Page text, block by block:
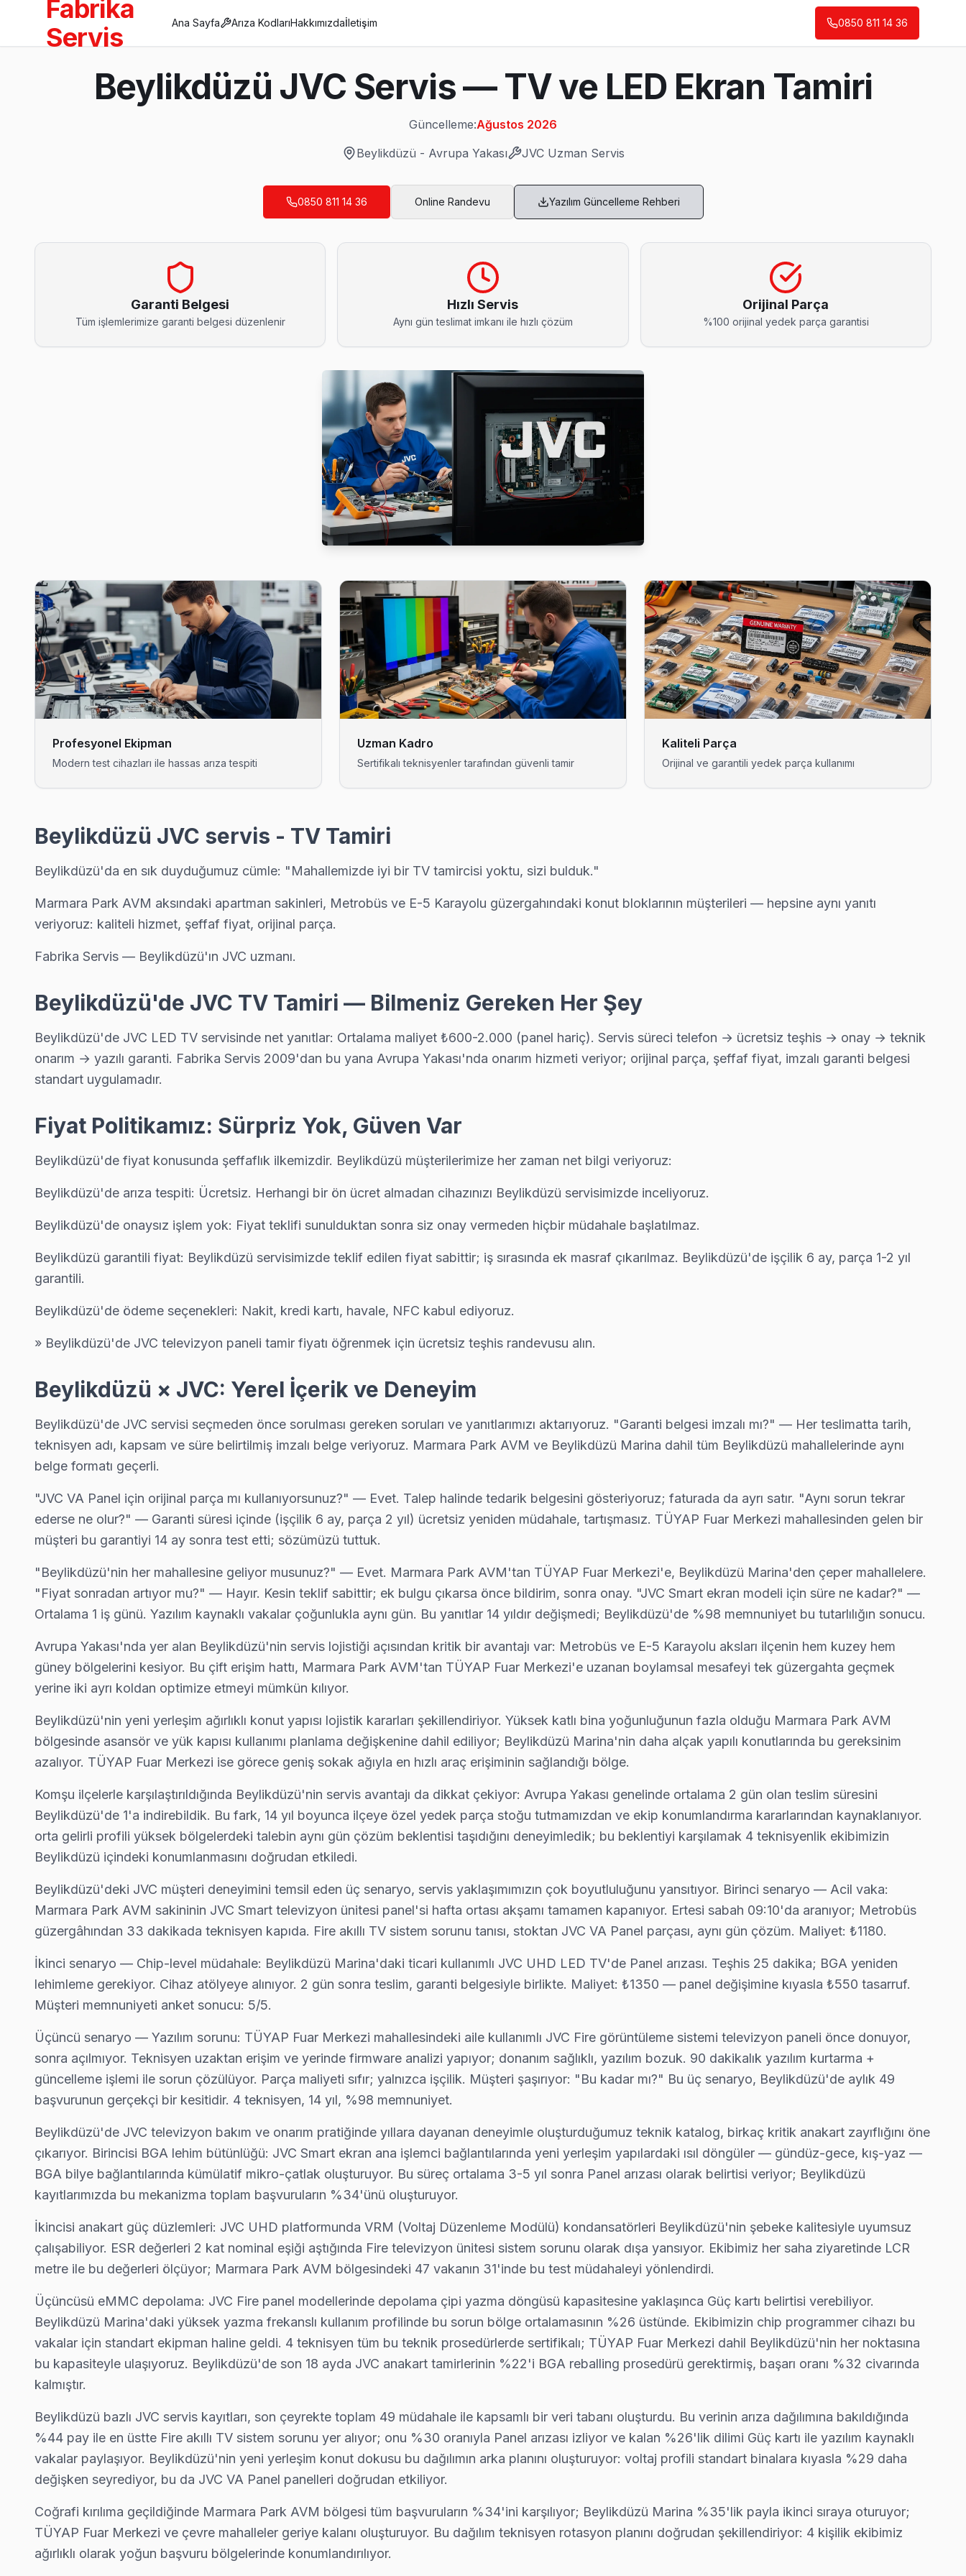
Beylikdüzü'da Mahalle Mahalle JVC TV Servis
JVC TV'de T-Con kart arızası Adnan Kahveci mahallesinde sık karşılaştığımız bir sorun. Orijinal T-Con ile değişim yapıyoruz, renk bozukluğu ve ekran titremesi geçiyor.
Barış JVC Servis
Barış'den gelen JVC TV arızaları arasında en sık güç kartı ve anakart sorunları görülüyor. Beylikdüzü servisimizde bu arızaları genellikle aynı gün tamamlıyoruz.
Büyükşehir'den gelen JVC TV arızaları arasında en sık güç kartı ve anakart sorunları görülüyor. Beylikdüzü servisimizde bu arızaları genellikle aynı gün tamamlıyoruz.
Cumhuriyet mahallesinde JVC TV arızaları için aynı gün randevu. Beylikdüzü'nın bu bölgesine teknik ekibimiz 1-2 saat içinde ulaşıyor, arıza tespiti ücretsiz.
Beylikdüzü JVC Servis →
Gürpınar JVC Servis
Gürpınar'deki JVC TV kullanıcılarına ikinci el cihaz alırken de yardımcı oluyoruz: satın alma öncesi gizli arıza denetimi ücretsiz.
JVC Servis Merkezi →
Kavaklı JVC Servis
Kavaklı mahallesi JVC TV servisinde şeffaf çalışıyoruz: hangi parçanın değiştiğini, maliyet dağılımını ve garanti kapsamını müşteri önünde anlatıyoruz. Beylikdüzü standartlarımız bu.
Kavaklı JVC Anakart Tamiri →
Sahil JVC Servis
Beylikdüzü'da Sahil bölgesi dahil tüm hizmet alanımızda JVC TV tamir sonrası kalite kontrolü yapıyoruz: 48 saatlik izleme, sorun çıkarsa ücretsiz ikinci ziyaret.
Türkoba JVC Servis
Yakuplu JVC Servis
Yakuplu JVC Açılmıyor Arıza →
Beylikdüzü bölgesine kapıya gelen JVC TV tamir servisi hizmetimizin kapsama alanını haritada görebilirsiniz.
JVC Uzman Teknisyen Ekibi — Beylikdüzü
13 yıllık JVC TV tamir deneyimi. Beylikdüzü ve çevre ilçelere yerinde servis sunulmaktadır.
· JVC fabrika servis sertifikası
· Orijinal ve OEM yedek parça tedarikçisi
· Beylikdüzü'de510+JVC TV tamiri
· Müşteri memnuniyeti%97
· Ortalama tamir süresi: 1–2 iş günü
Bu sayfayla ilgili hizmet sayfaları:
↑ Beylikdüzü TV Servis Merkezi
Beylikdüzü Yakın İlçelerde JVC Servisi
· Bakırköy JVC
· Başakşehir JVC
· Bayrampaşa JVC
· Beşiktaş JVC
Beylikdüzü Diğer Marka Servisleri
· Beylikdüzü Sony
· Beylikdüzü Philips
· Beylikdüzü Hi-Level
· Beylikdüzü iFFALCON
· Beylikdüzü Samsung
· Beylikdüzü LG
· Beylikdüzü Panasonic
· Beylikdüzü Toshiba
Beylikdüzü'de JVC TV Tamiri — Bilmeniz Gereken Her Şey
Beylikdüzü'de JVC LED TV servisinde net yanıtlar: Ortalama maliyet ₺600-2.000 (panel hariç). Servis süreci telefon → ücretsiz teşhis → onay → teknik onarım → yazılı
JVC Televizyon Servis Rehberi
✓ 15+ Yıl Deneyim
✓ Yazılı Garanti Belgesi
✓ Orijinal Yedek Parça
✓ Ücretsiz Arıza Tespiti
Beylikdüzü'de JVC Servis Seçerken Dikkat
Bir JVC TV arızası ile karşılaştığınızda, ne yapmanız gerektiği önemli bir sorudur. İlk olarak, televizyonunuzu kontrol edin ve sorun hakkında bilgi toplayın. Bu
Beylikdüzü, İstanbul’un Avrupa Yakası’nda yer alan bir ilçedir. Ulaşım açısından oldukça elverişli bir konumda bulunmaktadır. Metro ve otobüs hatları sayesinde,
JVC televizyonlarının Beylikdüzü’ndeki dağılımı genellikle 32 ila 55 inç aralığındaki cihazlardan oluşmaktadır. Özellikle JVC’nin LT-32F128, LT-40F128 ve LT-50F128 gibi
Daha önce belirtilen modellerde sıkça karşılaşılan arızalar arasında ekran kararması, ses gelmemesi ve uzaktan kumanda işlevselliğiyle ilgili sorunlar yer almaktadır.
JVC TV Arızasında Atılacak İlk Adımlar
Beylikdüzü bölgesinde JVC televizyon kullanıcılarının karşılaştığı en yaygın teknik sorunları inceleyelim. Bu sorunlar arasında, ekran kararması, ses problemi, görüntü
Ekran Kararması
Teknik adı: Panel arızası
Fiziksel belirtisi: Ekranın tamamen siyah olması veya hafif bir gölgelenme
Neden: Bu sorun, özellikle LT-40F128 serisinde sık görülmektedir. Panelin arka aydınlatması ile ilgili bir sorun olabilir.
2025 Türkiye fiyat aralığı: ₺1,200 - ₺2,000
Fabrika
Servis
Ana Sayfa Arıza KodlarıHakkımızdaİletişim 0850 811 14 36
Beylikdüzü JVC Servis — TV ve LED Ekran Tamiri
Güncelleme:Ağustos 2026
Beylikdüzü - Avrupa Yakası JVCUzman Servis
0850 811 14 36 Online Randevu Yazılım Güncelleme Rehberi
Garanti Belgesi
Tüm işlemlerimize garanti belgesi düzenlenir
Hızlı Servis
Aynı gün teslimat imkanı ile hızlı çözüm
Orijinal Parça
%100 orijinal yedek parça garantisi
Profesyonel Ekipman
Modern test cihazları ile hassas arıza tespiti
Uzman Kadro
Sertifikalı teknisyenler tarafından güvenli tamir
Kaliteli Parça
Orijinal ve garantili yedek parça kullanımı
Beylikdüzü JVC servis - TV Tamiri
Beylikdüzü'da en sık duyduğumuz cümle: "Mahallemizde iyi bir TV tamircisi yoktu, sizi bulduk."
Marmara Park AVM aksındaki apartman sakinleri, Metrobüs ve E-5 Karayolu güzergahındaki konut bloklarının müşterileri — hepsine aynı yanıtı
veriyoruz: kaliteli hizmet, şeffaf fiyat, orijinal parça.
Fabrika Servis — Beylikdüzü'ın JVC uzmanı.
Beylikdüzü'de JVC TV Tamiri — Bilmeniz Gereken Her Şey
Beylikdüzü'de JVC LED TV servisinde net yanıtlar: Ortalama maliyet ₺600-2.000 (panel hariç). Servis süreci telefon → ücretsiz teşhis → onay → teknik
onarım → yazılı garanti. Fabrika Servis 2009'dan bu yana Avrupa Yakası'nda onarım hizmeti veriyor; orijinal parça, şeffaf fiyat, imzalı garanti belgesi
standart uygulamadır.
Fiyat Politikamız: Sürpriz Yok, Güven Var
Beylikdüzü'de fiyat konusunda şeffaflık ilkemizdir. Beylikdüzü müşterilerimize her zaman net bilgi veriyoruz:
Beylikdüzü'de arıza tespiti: Ücretsiz. Herhangi bir ön ücret almadan cihazınızı Beylikdüzü servisimizde inceliyoruz.
Beylikdüzü'de onaysız işlem yok: Fiyat teklifi sunulduktan sonra siz onay vermeden hiçbir müdahale başlatılmaz.
Beylikdüzü garantili fiyat: Beylikdüzü servisimizde teklif edilen fiyat sabittir; iş sırasında ek masraf çıkarılmaz. Beylikdüzü'de işçilik 6 ay, parça 1-2 yıl
garantili.
Beylikdüzü'de ödeme seçenekleri: Nakit, kredi kartı, havale, NFC kabul ediyoruz.
» Beylikdüzü'de JVC televizyon paneli tamir fiyatı öğrenmek için ücretsiz teşhis randevusu alın.
Beylikdüzü × JVC: Yerel İçerik ve Deneyim
Beylikdüzü'de JVC servisi seçmeden önce sorulması gereken soruları ve yanıtlarımızı aktarıyoruz. "Garanti belgesi imzalı mı?" — Her teslimatta tarih,
teknisyen adı, kapsam ve süre belirtilmiş imzalı belge veriyoruz. Marmara Park AVM ve Beylikdüzü Marina dahil tüm Beylikdüzü mahallelerinde aynı
belge formatı geçerli.
"JVC VA Panel için orijinal parça mı kullanıyorsunuz?" — Evet. Talep halinde tedarik belgesini gösteriyoruz; faturada da ayrı satır. "Aynı sorun tekrar
ederse ne olur?" — Garanti süresi içinde (işçilik 6 ay, parça 2 yıl) ücretsiz yeniden müdahale, tartışmasız. TÜYAP Fuar Merkezi mahallesinden gelen bir
müşteri bu garantiyi 14 ay sonra test etti; sözümüzü tuttuk.
"Beylikdüzü'nin her mahallesine geliyor musunuz?" — Evet. Marmara Park AVM'tan TÜYAP Fuar Merkezi'e, Beylikdüzü Marina'den çeper mahallelere.
"Fiyat sonradan artıyor mu?" — Hayır. Kesin teklif sabittir; ek bulgu çıkarsa önce bildirim, sonra onay. "JVC Smart ekran modeli için süre ne kadar?" —
Ortalama 1 iş günü. Yazılım kaynaklı vakalar çoğunlukla aynı gün. Bu yanıtlar 14 yıldır değişmedi; Beylikdüzü'de %98 memnuniyet bu tutarlılığın sonucu.
Avrupa Yakası'nda yer alan Beylikdüzü'nin servis lojistiği açısından kritik bir avantajı var: Metrobüs ve E-5 Karayolu aksları ilçenin hem kuzey hem
güney bölgelerini kesiyor. Bu çift erişim hattı, Marmara Park AVM'tan TÜYAP Fuar Merkezi'e uzanan boylamsal mesafeyi tek güzergahta geçmek
yerine iki ayrı koldan optimize etmeyi mümkün kılıyor.
Beylikdüzü'nin yeni yerleşim ağırlıklı konut yapısı lojistik kararları şekillendiriyor. Yüksek katlı bina yoğunluğunun fazla olduğu Marmara Park AVM
bölgesinde asansör ve yük kapısı kullanımı planlama değişkenine dahil ediliyor; Beylikdüzü Marina'nin daha alçak yapılı konutlarında bu gereksinim
azalıyor. TÜYAP Fuar Merkezi ise görece geniş sokak ağıyla en hızlı araç erişiminin sağlandığı bölge.
Komşu ilçelerle karşılaştırıldığında Beylikdüzü'nin servis avantajı da dikkat çekiyor: Avrupa Yakası genelinde ortalama 2 gün olan teslim süresini
Beylikdüzü'de 1'a indirebildik. Bu fark, 14 yıl boyunca ilçeye özel yedek parça stoğu tutmamızdan ve ekip konumlandırma kararlarından kaynaklanıyor.
orta gelirli profili yüksek bölgelerdeki talebin aynı gün çözüm beklentisi taşıdığını deneyimledik; bu beklentiyi karşılamak 4 teknisyenlik ekibimizin
Beylikdüzü içindeki konumlanmasını doğrudan etkiledi.
Beylikdüzü'deki JVC müşteri deneyimini temsil eden üç senaryo, servis yaklaşımımızın çok boyutluluğunu yansıtıyor. Birinci senaryo — Acil vaka:
Marmara Park AVM sakininin JVC Smart televizyon ünitesi panel'si hafta ortası akşamı tamamen kapanıyor. Ertesi sabah 09:10'da aranıyor; Metrobüs
güzergâhından 33 dakikada teknisyen kapıda. Fire akıllı TV sistem sorunu tanısı, stoktan JVC VA Panel parçası, aynı gün çözüm. Maliyet: ₺1180.
İkinci senaryo — Chip-level müdahale: Beylikdüzü Marina'daki ticari kullanımlı JVC UHD LED TV'de Panel arızası. Teşhis 25 dakika; BGA yeniden
lehimleme gerekiyor. Cihaz atölyeye alınıyor. 2 gün sonra teslim, garanti belgesiyle birlikte. Maliyet: ₺1350 — panel değişimine kıyasla ₺550 tasarruf.
Müşteri memnuniyeti anket sonucu: 5/5.
Üçüncü senaryo — Yazılım sorunu: TÜYAP Fuar Merkezi mahallesindeki aile kullanımlı JVC Fire görüntüleme sistemi televizyon paneli önce donuyor,
sonra açılmıyor. Teknisyen uzaktan erişim ve yerinde firmware analizi yapıyor; donanım sağlıklı, yazılım bozuk. 90 dakikalık yazılım kurtarma +
güncelleme işlemi ile sorun çözülüyor. Parça maliyeti sıfır; yalnızca işçilik. Müşteri şaşırıyor: "Bu kadar mı?" Bu üç senaryo, Beylikdüzü'de aylık 49
başvurunun gerçekçi bir kesitidir. 4 teknisyen, 14 yıl, %98 memnuniyet.
Beylikdüzü'de JVC televizyon bakım ve onarım pratiğinde yıllara dayanan deneyimle oluşturduğumuz teknik katalog, birkaç kritik anakart zayıflığını öne
çıkarıyor. Birincisi BGA lehim bütünlüğü: JVC Smart ekran ana işlemci bağlantılarında yeni yerleşim yapılardaki ısıl döngüler — gündüz-gece, kış-yaz —
BGA bilye bağlantılarında kümülatif mikro-çatlak oluşturuyor. Bu süreç ortalama 3-5 yıl sonra Panel arızası olarak belirtisi veriyor; Beylikdüzü
kayıtlarımızda bu mekanizma toplam başvuruların %34'ünü oluşturuyor.
İkincisi anakart güç düzlemleri: JVC UHD platformunda VRM (Voltaj Düzenleme Modülü) kondansatörleri Beylikdüzü'nin şebeke kalitesiyle uyumsuz
çalışabiliyor. ESR değerleri 2 kat nominal eşiği aştığında Fire televizyon ünitesi sistem sorunu olarak dışa yansıyor. Ekibimiz her saha ziyaretinde LCR
metre ile bu değerleri ölçüyor; Marmara Park AVM bölgesindeki 47 vakanın 31'inde bu test müdahaleyi yönlendirdi.
Üçüncüsü eMMC depolama: JVC Fire panel modellerinde depolama çipi yazma döngüsü kapasitesine yaklaşınca Güç kartı belirtisi verebiliyor.
Beylikdüzü Marina'daki yüksek yazma frekanslı kullanım profilinde bu sorun bölge ortalamasının %26 üstünde. Ekibimizin chip programmer cihazı bu
vakalar için standart ekipman haline geldi. 4 teknisyen tüm bu teknik prosedürlerde sertifikalı; TÜYAP Fuar Merkezi dahil Beylikdüzü'nin her noktasına
bu kapasiteyle ulaşıyoruz. Beylikdüzü'de son 18 ayda JVC anakart tamirlerinin %22'i BGA reballing prosedürü gerektirmiş, başarı oranı %32 civarında
kalmıştır.
Beylikdüzü bazlı JVC servis kayıtları, son çeyrekte toplam 49 müdahale ile kapsamlı bir veri tabanı oluşturdu. Bu verinin arıza dağılımına bakıldığında
%44 pay ile en üstte Fire akıllı TV sistem sorunu yer alıyor; onu %30 oranıyla Panel arızası izliyor ve kalan %26'lik dilimi Güç kartı ile yazılım kaynaklı
vakalar paylaşıyor. Beylikdüzü'nin yeni yerleşim konut dokusu bu dağılımın arka planını oluşturuyor: voltaj profili standart binalara kıyasla %29 daha
değişken seyrediyor, bu da JVC VA Panel panelleri doğrudan etkiliyor.
Coğrafi kırılıma geçildiğinde Marmara Park AVM bölgesi tüm başvuruların %34'ini karşılıyor; Beylikdüzü Marina %35'lik payla ikinci sıraya oturuyor;
TÜYAP Fuar Merkezi ve çevre mahalleler geriye kalanı oluşturuyor. Bu dağılım teknisyen rotasyon planını doğrudan şekillendiriyor: 4 kişilik ekibimiz
ağırlıklı olarak yoğun başvuru bölgelerinde konumlandırılıyor.